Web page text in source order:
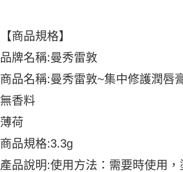
【商品規格】
品牌名稱:曼秀雷敦
商品名稱:曼秀雷敦~集中修護潤唇
無香料
薄荷
商品規格:3.3g
產品說明:使用方法：需要時使用，